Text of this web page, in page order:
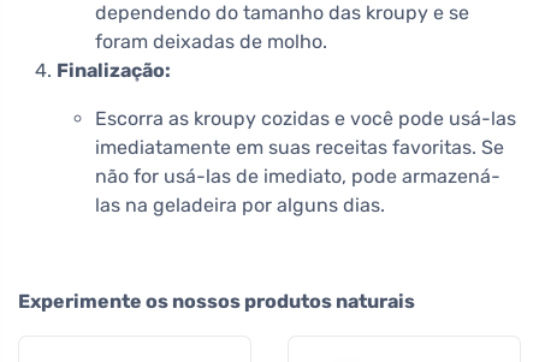
dependendo do tamanho das kroupy e se
foram deixadas de molho.
Finalização:
Escorra as kroupy cozidas e você pode usá-las
imediatamente em suas receitas favoritas. Se
não for usá-las de imediato, pode armazená-
las na geladeira por alguns dias.
Experimente os nossos produtos naturais